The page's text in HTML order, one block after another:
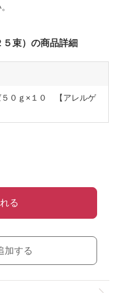
束）の商品詳細
５０ｇ×１０ 【アレルゲ
る
加する